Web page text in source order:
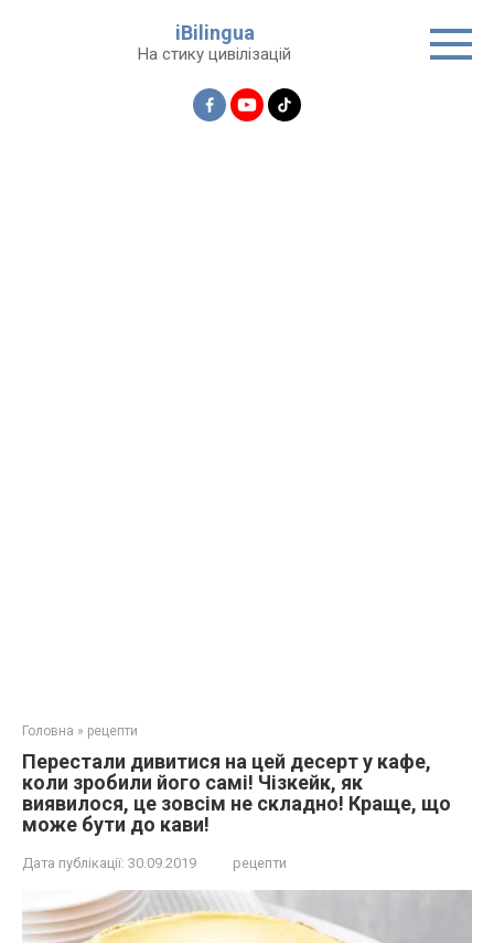
iBilingua
На стику цивілізацій
Головна » рецепти
Перестали дивитися на цей десерт у кафе,
коли зробили його самі! Чізкейк, як
виявилося, це зовсім не складно! Краще, що
може бути до кави!
Дата публікації: 30.09.2019 рецепти